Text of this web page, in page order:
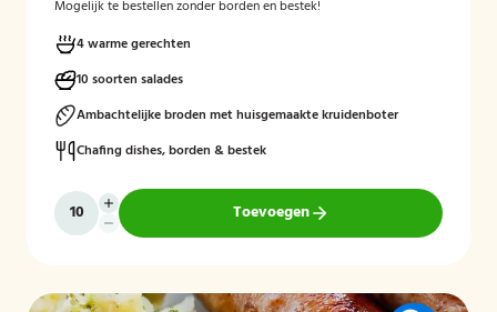
Mogelijk te bestellen zonder borden en bestek!
4 warme gerechten
10 soorten salades
Ambachtelijke broden met huisgemaakte kruidenboter
Chafing dishes, borden & bestek
Toevoegen